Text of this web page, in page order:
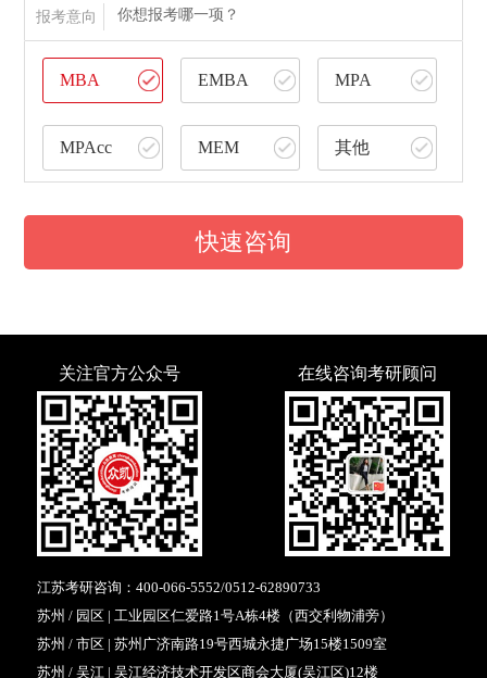
报考意向 你想报考哪一项？
MBA EMBA MPA
MPAcc MEM 其他
快速咨询
关注官方公众号 在线咨询考研顾问
江苏考研咨询： 400-066-5552/0512-62890733
苏州 / 园区 | 工业园区仁爱路1号A栋4楼（西交利物浦旁）
苏州 / 市区 | 苏州广济南路19号西城永捷广场15楼1509室
苏州 / 吴江 | 吴江经济技术开发区商会大厦(吴江区)12楼